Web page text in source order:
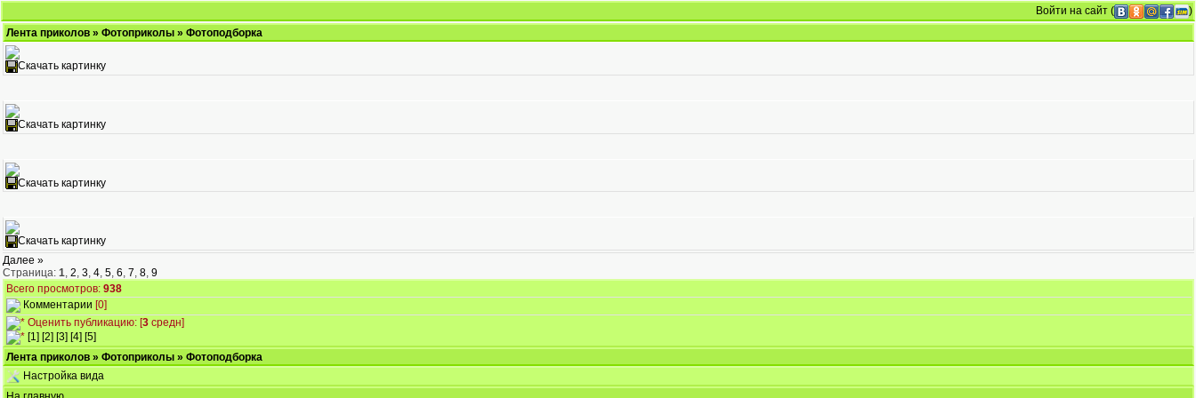
Войти на сайт (
)
Лента приколов » Фотоприколы » Фотоподборка
Скачать картинку
Скачать картинку
Скачать картинку
Скачать картинку
Далее »
Страница: 1, 2, 3, 4, 5, 6, 7, 8, 9
Всего просмотров: 938
Комментарии [0]
Оценить публикацию: [3 средн]
[1] [2] [3] [4] [5]
Лента приколов » Фотоприколы » Фотоподборка
Настройка вида